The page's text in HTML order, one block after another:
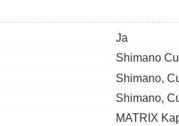
Ja
Shimano
Shimano,
Shimano,
MATRIX